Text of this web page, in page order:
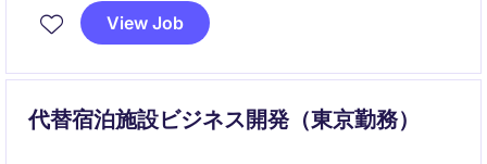
活用を支援するAccount Technical Strategistポジショ
ンです。。
View Job
代替宿泊施設ビジネス開発（東京勤務）